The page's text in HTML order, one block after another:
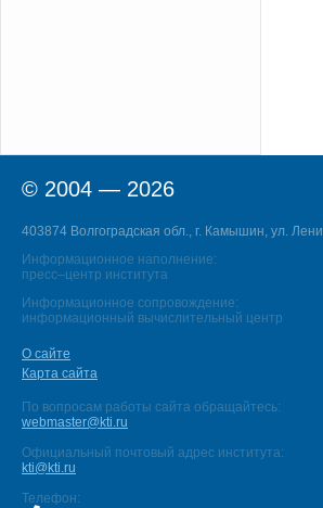
© 2004 — 2026
403874 Волгоградская обл., г. Камышин, ул.
Информационное наполнение:
пресс–центр института
Информационное сопровождение:
информационный вычислительный центр
О сайте
Карта сайта
По вопросам работы сайта обращайтесь:
webmaster@kti.ru
Официальный почтовый адрес института:
kti@kti.ru
Телефон: